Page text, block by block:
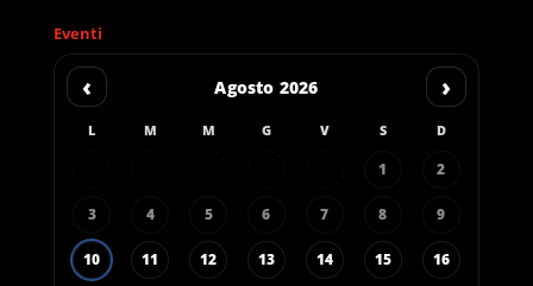
Eventi
‹ Agosto 2026 ›
L M M G V S D
1 2
3 4 5 6 7 8 9
10 11 12 13 14 15 16